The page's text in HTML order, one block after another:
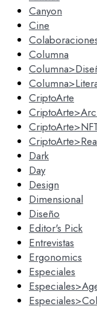
Canyon
Cine
Columna
CriptoArte
Dark
Day
Design
Dimensional
Diseño
Editor's Pick
Entrevistas
Ergonomics
Especiales